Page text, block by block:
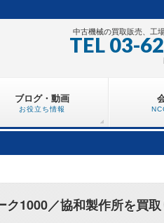
中古機械の買取販売、工
TEL 03-
ブログ・動画
お役立ち情報
1000／協和製作所を買